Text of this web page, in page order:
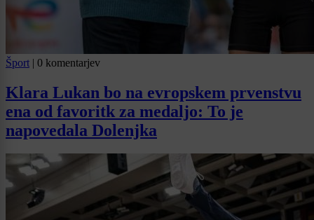
Šport | 0 komentarjev
Klara Lukan bo na evropskem prvenstvu
ena od favoritk za medaljo: To je
napovedala Dolenjka